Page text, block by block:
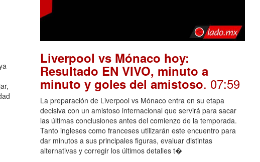
Liverpool vs Mónaco hoy:
Resultado EN VIVO, minuto a
minuto y goles del amistoso. 07:59
La preparación de Liverpool vs Mónaco entra en su etapa
decisiva con un amistoso internacional que servirá para sacar
las últimas conclusiones antes del comienzo de la temporada.
Tanto ingleses como franceses utilizarán este encuentro para
dar minutos a sus principales figuras, evaluar distintas
alternativas y corregir los últimos detalles t�